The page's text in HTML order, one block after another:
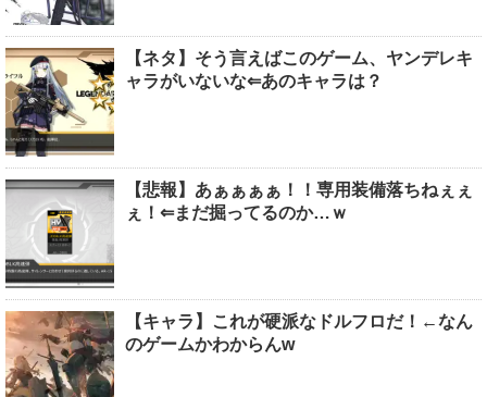
【ネタ】そう言えばこのゲーム、ヤンデレキ
ャラがいないな⇐あのキャラは？
【悲報】あぁぁぁぁ！！専用装備落ちねぇぇ
ぇ！⇐まだ掘ってるのか…ｗ
【キャラ】これが硬派なドルフロだ！←なん
のゲームかわからんw